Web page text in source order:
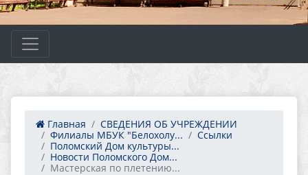
Главная
СВЕДЕНИЯ ОБ УЧРЕЖДЕНИИ
Филиалы МБУК "Белохолу...
Ссылки
Поломский Дом культуры...
Новости Поломского Дом...
Мастерская по плетению...